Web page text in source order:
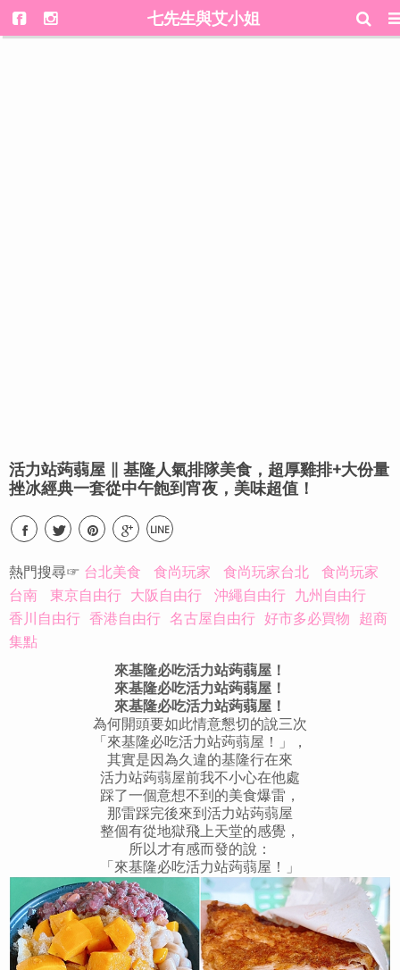
七先生與艾小姐
活力站蒟蒻屋 ∥ 基隆人氣排隊美食，超厚雞排+大份量
挫冰經典一套從中午飽到宵夜，美味超值！
LINE
熱門搜尋☞ 台北美食 食尚玩家 食尚玩家台北
食尚玩家
台南
東京自由行 大阪自由行 沖繩自由行 九州自由行
香川自由行 香港自由行 名古屋自由行 好市多必買物 超商
集點
來基隆必吃活力站蒟蒻屋！
來基隆必吃活力站蒟蒻屋！
來基隆必吃活力站蒟蒻屋！
為何開頭要如此情意懇切的說三次
「來基隆必吃活力站蒟蒻屋！」，
其實是因為久違的基隆行在來
活力站蒟蒻屋前我不小心在他處
踩了一個意想不到的美食爆雷，
那雷踩完後來到活力站蒟蒻屋
整個有從地獄飛上天堂的感覺，
所以才有感而發的說：
「來基隆必吃活力站蒟蒻屋！」